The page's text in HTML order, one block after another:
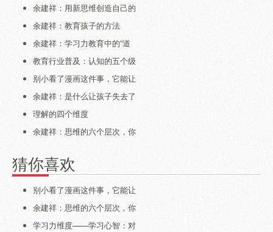
余建祥：用新思维创造自己的
余建祥：教育孩子的方法
余建祥：学习力教育中的“道
教育行业普及：认知的五个级
别小看了漫画这件事，它能让
余建祥：是什么让孩子失去了
理解的四个维度
余建祥：思维的六个层次，你
猜你喜欢
别小看了漫画这件事，它能让
余建祥：思维的六个层次，你
学习力维度——学习心智：对